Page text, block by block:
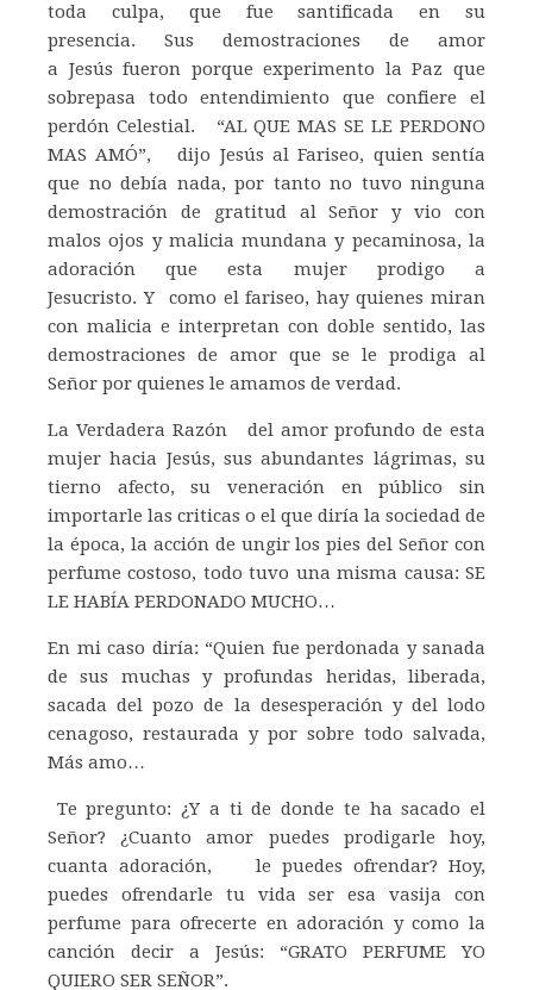
toda culpa, que fue santificada en su
presencia. Sus demostraciones de amor
a Jesús fueron porque experimento la Paz que
sobrepasa todo entendimiento que confiere el
perdón Celestial. “AL QUE MAS SE LE PERDONO
MAS AMÓ”, dijo Jesús al Fariseo, quien sentía
que no debía nada, por tanto no tuvo ninguna
demostración de gratitud al Señor y vio con
malos ojos y malicia mundana y pecaminosa, la
adoración que esta mujer prodigo a
Jesucristo. Y como el fariseo, hay quienes miran
con malicia e interpretan con doble sentido, las
demostraciones de amor que se le prodiga al
Señor por quienes le amamos de verdad.
La Verdadera Razón del amor profundo de esta
mujer hacia Jesús, sus abundantes lágrimas, su
tierno afecto, su veneración en público sin
importarle las criticas o el que diría la sociedad de
la época, la acción de ungir los pies del Señor con
perfume costoso, todo tuvo una misma causa: SE
LE HABÍA PERDONADO MUCHO…
En mi caso diría: “Quien fue perdonada y sanada
de sus muchas y profundas heridas, liberada,
sacada del pozo de la desesperación y del lodo
cenagoso, restaurada y por sobre todo salvada,
Más amo…
Te pregunto: ¿Y a ti de donde te ha sacado el
Señor? ¿Cuanto amor puedes prodigarle hoy,
cuanta adoración, le puedes ofrendar? Hoy,
puedes ofrendarle tu vida ser esa vasija con
perfume para ofrecerte en adoración y como la
canción decir a Jesús: “GRATO PERFUME YO
QUIERO SER SEÑOR”.